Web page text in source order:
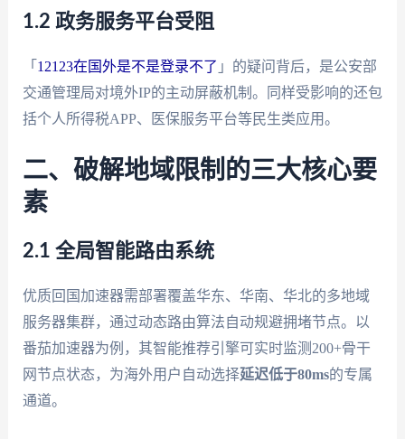
1.2 政务服务平台受阻
「 12123在国外是不是登录不了 」的疑问背后，是公安部
交通管理局对境外IP的主动屏蔽机制。同样受影响的还包
括个人所得税APP、医保服务平台等民生类应用。
二、破解地域限制的三大核心要
素
2.1 全局智能路由系统
优质回国加速器需部署覆盖华东、华南、华北的多地域
服务器集群，通过动态路由算法自动规避拥堵节点。以
番茄加速器为例，其智能推荐引擎可实时监测200+骨干
网节点状态，为海外用户自动选择延迟低于80ms的专属
通道。